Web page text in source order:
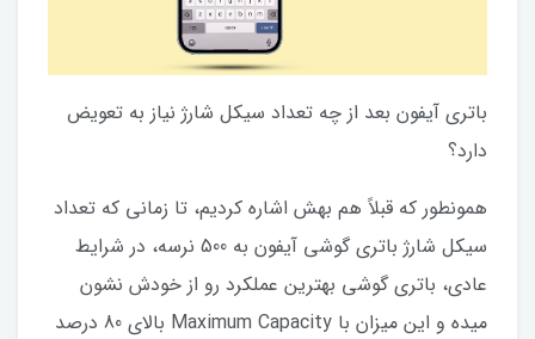
باتری آیفون بعد از چه تعداد سیکل شارژ نیاز به تعویض
دارد؟
همونطور که قبلاً هم بهش اشاره کردیم، تا زمانی که تعداد
سیکل شارژ باتری گوشی آیفون به 500 نرسه، در شرایط
عادی، باتری گوشی بهترین عملکرد رو از خودش نشون
میده و این میزان با Maximum Capacity بالای 80 درصد